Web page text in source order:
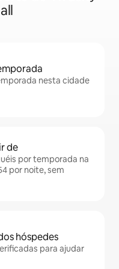
nesta cidade
de
por temporada na
por noite, sem
hóspedes
para ajudar